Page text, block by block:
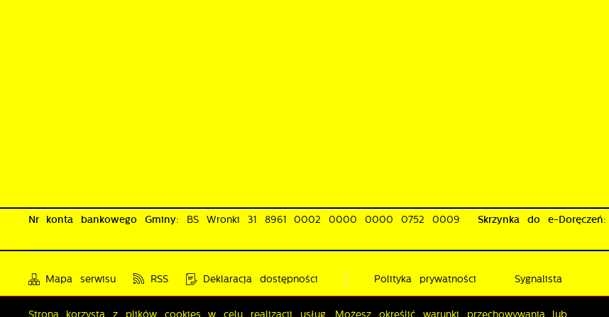
Nr konta bankowego Gminy: BS Wronki 31 8961 0002 0000 0000 0752 0009 Skrzynka do e-Doręczeń:
Mapa serwisu RSS Deklaracja dostępności Polityka prywatności Sygnalista
Strona korzysta z plików cookies w celu realizacji usług. Możesz określić warunki przechowywania lub